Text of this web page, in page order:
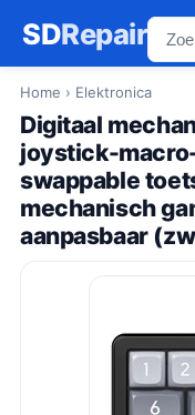
SDRepair
Home › Elektronica
Digitaal
joystick-
swappable
mechanisch
aanpasbaar